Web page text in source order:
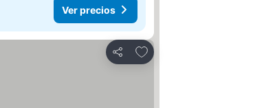
Ver precios
Compartir
Agregar a favoritos